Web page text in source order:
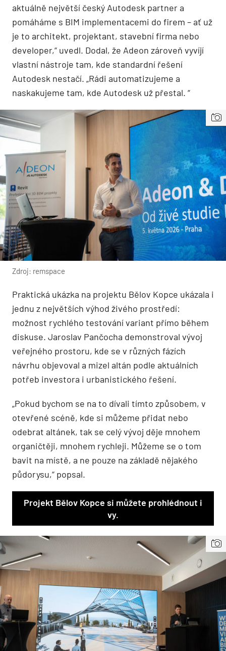
aktuálně největší český Autodesk partner a
pomáháme s BIM implementacemi do firem – ať už
je to architekt, projektant, stavební firma nebo
developer,“ uvedl. Dodal, že Adeon zároveň vyvíjí
vlastní nástroje tam, kde standardní řešení
Autodesk nestačí. „Rádi automatizujeme a
naskakujeme tam, kde Autodesk už přestal. “
Zdroj: remspace
Praktická ukázka na projektu Bělov Kopce ukázala i
jednu z největších výhod živého prostředí:
možnost rychlého testování variant přímo během
diskuse. Jaroslav Pančocha demonstroval vývoj
veřejného prostoru, kde se v různých fázích
návrhu objevoval a mizel altán podle aktuálních
potřeb investora i urbanistického řešení.
„Pokud bychom se na to dívali tímto způsobem, v
otevřené scéně, kde si můžeme přidat nebo
odebrat altánek, tak se celý vývoj děje mnohem
organičtěji, mnohem rychleji. Můžeme se o tom
bavit na místě, a ne pouze na základě nějakého
půdorysu,“ popsal.
Projekt Bělov Kopce si můžete prohlédnout i
vy.